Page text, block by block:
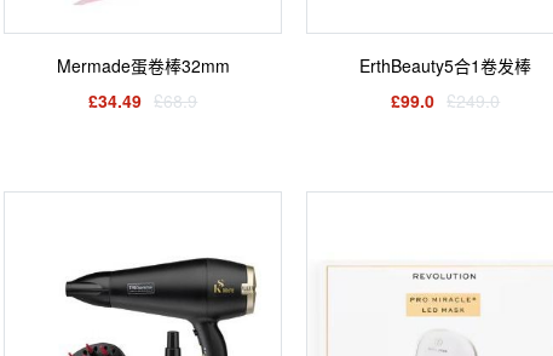
Mermade蛋卷棒32mm
£34.49 £68.9
ErthBeauty5合1卷发棒
£99.0 £249.0